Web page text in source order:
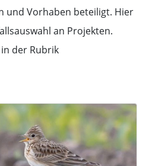
und Vorhaben beteiligt. Hier
an Projekten.
der Rubrik